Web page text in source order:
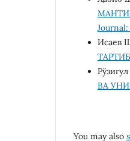
Journal:
Исаев
ВА
You may also